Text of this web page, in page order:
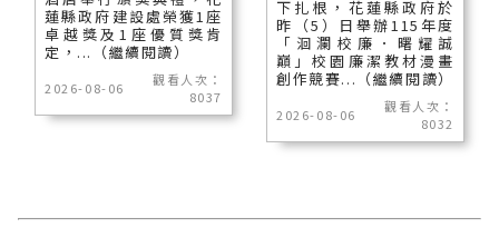
蓮縣政府建設處榮獲1座
卓越獎及1座優質獎肯
定，...（繼續閱讀）
2026-08-06
觀看人次：
8037
下扎根，花蓮縣政府於
昨（5）日舉辦115年度
「洄瀾校廉．曙耀誠
巔」校園廉潔教材漫畫
創作競賽...（繼續閱讀）
2026-08-06
觀看人次：
8032